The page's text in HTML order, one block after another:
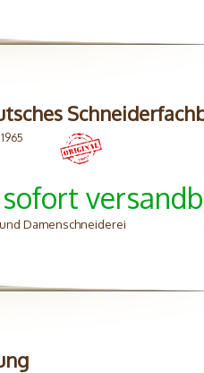
Damenschneiderei